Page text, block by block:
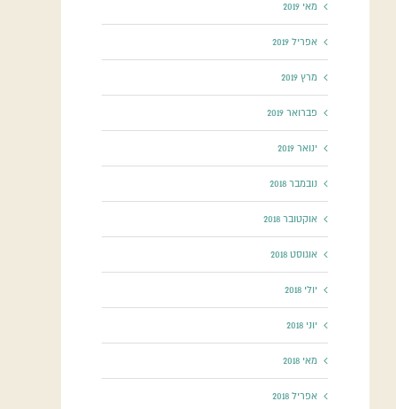
מאי 2019
אפריל 2019
מרץ 2019
פברואר 2019
ינואר 2019
נובמבר 2018
אוקטובר 2018
אוגוסט 2018
יולי 2018
יוני 2018
מאי 2018
אפריל 2018